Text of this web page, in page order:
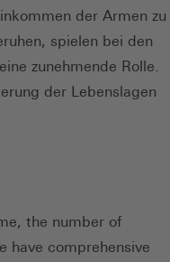
der Armen zu
spielen bei den
zunehmende Rolle.
der Lebenslagen
the number of
have comprehensive